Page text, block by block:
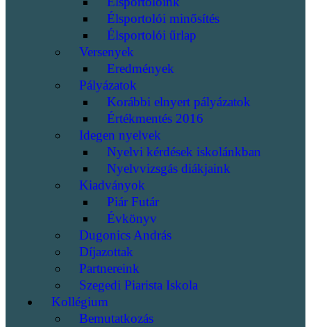
Élsportolói minősítés
Élsportolói űrlap
Versenyek
Eredmények
Pályázatok
Korábbi elnyert pályázatok
Értékmentés 2016
Idegen nyelvek
Nyelvi kérdések iskolánkban
Nyelvvizsgás diákjaink
Kiadványok
Piár Futár
Évkönyv
Dugonics András
Díjazottak
Partnereink
Szegedi Piarista Iskola
Kollégium
Bemutatkozás